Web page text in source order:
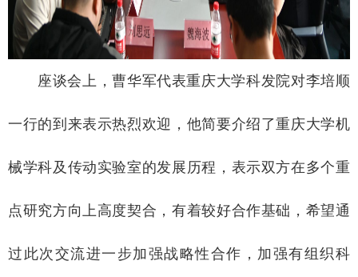
座谈会上，曹华军代表重庆大学科发院对李培顺
一行的到来表示热烈欢迎，他简要介绍了重庆大学机
械学科及传动实验室的发展历程，表示双方在多个重
点研究方向上高度契合，有着较好合作基础，希望通
过此次交流进一步加强战略性合作，加强有组织科